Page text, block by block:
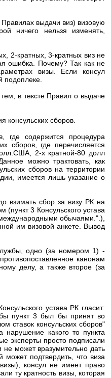
выдачи виз) визовую
ничего нельзя изменять,
2-кратных, 3-кратных виз не
ошибка. Почему? Так как не
визы. Если консул
подоплеке.
в тексте Правил о выдаче
консульских сборов.
где содержится процедура
сборов, где перечисляется
2-х кратной-80 долл
можно трактовать, как
сборов на территории
имеется лишь указание о
взимать сбор за визу РК на
3 Консульского устава
международными обычаями.".),
им визовой анкете. Вывод
одно (за номером 1) -
канонам
делу, а также второе (за
устава РК гласит:
бы пункт 3 был бы принят во
ставок консульских сборов"
какого то пункта
эксперты просто подписали
может вразумительно дать
подтвердить, что виза
консул не имеет право
ту кратность визы, которая